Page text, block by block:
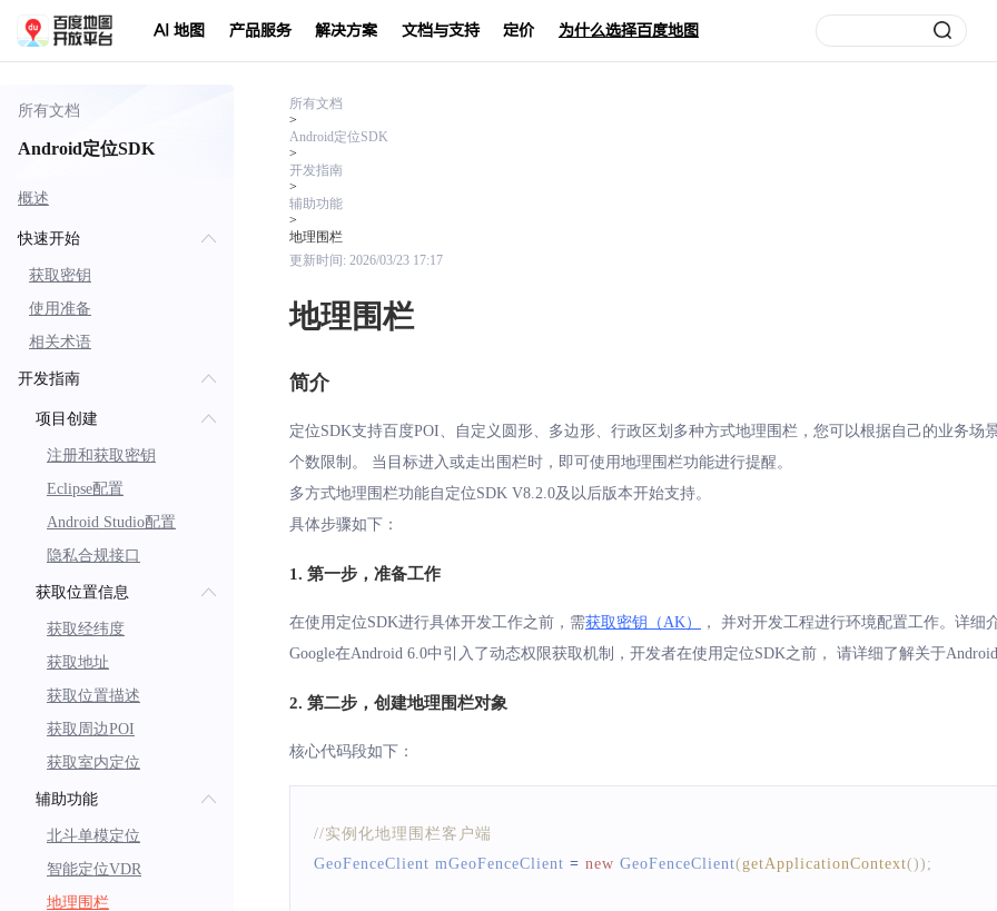
AI 地图 产品服务 解决方案 文档与支持 定价 为什么选择百度地图
所有文档
Android定位SDK
概述
快速开始
获取密钥
使用准备
相关术语
开发指南
项目创建
注册和获取密钥
Eclipse配置
Android Studio配置
隐私合规接口
获取位置信息
获取经纬度
获取地址
获取位置描述
获取周边POI
获取室内定位
辅助功能
北斗单模定位
智能定位VDR
地理围栏
所有文档
>
Android定位SDK
>
开发指南
>
辅助功能
>
地理围栏
更新时间: 2026/03/23 17:17
地理围栏
简介
定位SDK支持百度POI、自定义圆形、多边形、行政区划多种方式地理围栏，您可以根据自己的业务场
个数限制。 当目标进入或走出围栏时，即可使用地理围栏功能进行提醒。
多方式地理围栏功能自定位SDK V8.2.0及以后版本开始支持。
具体步骤如下：
1. 第一步，准备工作
在使用定位SDK进行具体开发工作之前，需获取密钥（AK）
， 并对开发工程进行环境配置工作。详细
Google在Android 6.0中引入了动态权限获取机制，开发者在使用定位SDK之前， 请详细了解关于Android
2. 第二步，创建地理围栏对象
核心代码段如下：
//实例化地理围栏客户端
GeoFenceClient mGeoFenceClient = new GeoFenceClient( getApplicationContext()) ;